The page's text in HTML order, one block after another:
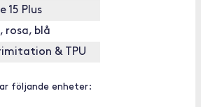
15 Plus
rosa, blå
& TPU
följande enheter: